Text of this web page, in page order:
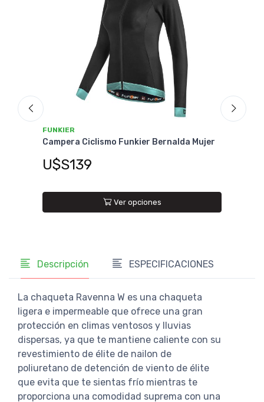
FUNKIER
Campera Ciclismo Funkier Coiano Therm
U$S99
Ver opciones
Descripción ESPECIFICACIONES
La chaqueta Ravenna W es una chaqueta
ligera e impermeable que ofrece una gran
protección en climas ventosos y lluvias
dispersas, ya que te mantiene caliente con su
revestimiento de élite de nailon de
poliuretano de detención de viento de élite
que evita que te sientas frío mientras te
proporciona una comodidad suprema con una